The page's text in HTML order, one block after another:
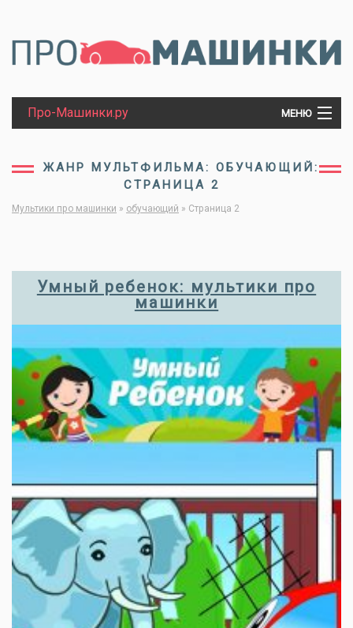
Про-Машинки.ру МЕНЮ
ТРАКТОРЫ
ЖАНР МУЛЬТФИЛЬМА: ОБУЧАЮЩИЙ:
СТРАНИЦА 2
Мультики про машинки » обучающий » Страница 2
Умный ребенок: мультики про
машинки